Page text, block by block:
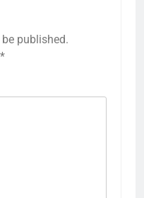
published.
*